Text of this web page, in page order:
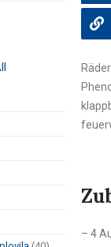
– 4